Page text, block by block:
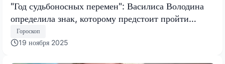
"Год судьбоносных перемен": Василиса Володина
определила знак, которому предстоит пройти
испытание, меняющее все
Гороскоп
19 ноября 2025